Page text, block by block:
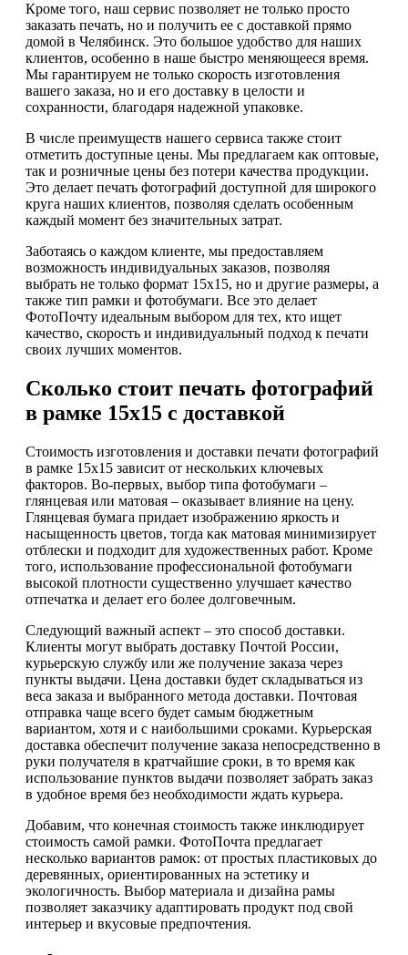
Кроме того, наш сервис позволяет не только просто
заказать печать, но и получить ее с доставкой прямо
домой в Челябинск. Это большое удобство для наших
клиентов, особенно в наше быстро меняющееся время.
Мы гарантируем не только скорость изготовления
вашего заказа, но и его доставку в целости и
сохранности, благодаря надежной упаковке.
В числе преимуществ нашего сервиса также стоит
отметить доступные цены. Мы предлагаем как оптовые,
так и розничные цены без потери качества продукции.
Это делает печать фотографий доступной для широкого
круга наших клиентов, позволяя сделать особенным
каждый момент без значительных затрат.
Заботаясь о каждом клиенте, мы предоставляем
возможность индивидуальных заказов, позволяя
выбрать не только формат 15х15, но и другие размеры, а
также тип рамки и фотобумаги. Все это делает
ФотоПочту идеальным выбором для тех, кто ищет
качество, скорость и индивидуальный подход к печати
своих лучших моментов.
Сколько стоит печать фотографий
в рамке 15х15 с доставкой
Стоимость изготовления и доставки печати фотографий
в рамке 15х15 зависит от нескольких ключевых
факторов. Во-первых, выбор типа фотобумаги –
глянцевая или матовая – оказывает влияние на цену.
Глянцевая бумага придает изображению яркость и
насыщенность цветов, тогда как матовая минимизирует
отблески и подходит для художественных работ. Кроме
того, использование профессиональной фотобумаги
высокой плотности существенно улучшает качество
отпечатка и делает его более долговечным.
Следующий важный аспект – это способ доставки.
Клиенты могут выбрать доставку Почтой России,
курьерскую службу или же получение заказа через
пункты выдачи. Цена доставки будет складываться из
веса заказа и выбранного метода доставки. Почтовая
отправка чаще всего будет самым бюджетным
вариантом, хотя и с наибольшими сроками. Курьерская
доставка обеспечит получение заказа непосредственно в
руки получателя в кратчайшие сроки, в то время как
использование пунктов выдачи позволяет забрать заказ
в удобное время без необходимости ждать курьера.
Добавим, что конечная стоимость также инклюдирует
стоимость самой рамки. ФотоПочта предлагает
несколько вариантов рамок: от простых пластиковых до
деревянных, ориентированных на эстетику и
экологичность. Выбор материала и дизайна рамы
позволяет заказчику адаптировать продукт под свой
интерьер и вкусовые предпочтения.